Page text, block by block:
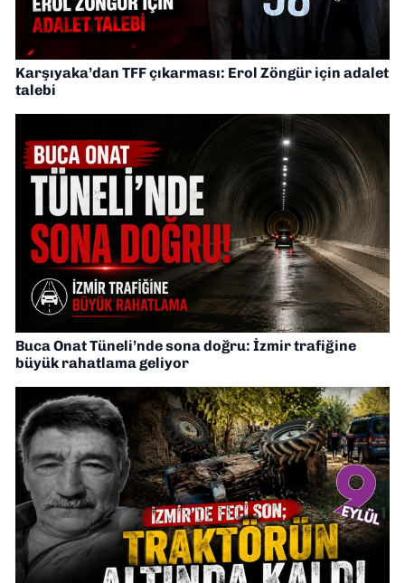
Karşıyaka’dan TFF çıkarması: Erol Zöngür için adalet
talebi
Buca Onat Tüneli’nde sona doğru: İzmir trafiğine
büyük rahatlama geliyor